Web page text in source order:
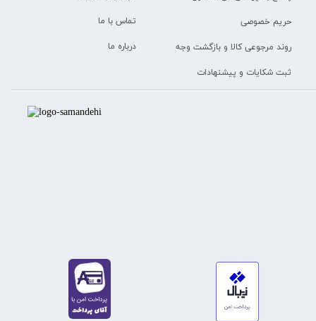
حریم خصوصی
روند مرجوعی کالا و بازگشت وجه
ثبت شکایات و پیشنهادات
تماس با ما
درباره ما